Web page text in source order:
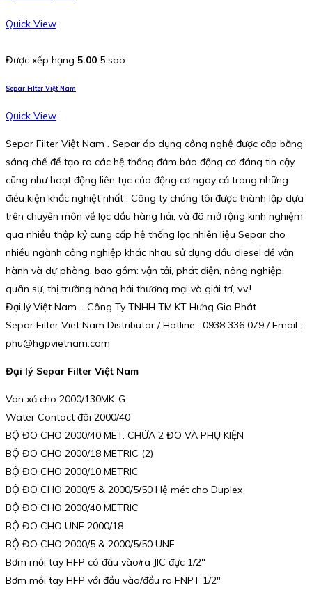
Quick View
Được xếp hạng 5.00 5 sao
Separ Filter Việt Nam
Quick View
Separ Filter Việt Nam . Separ áp dụng công nghệ được cấp bằng
sáng chế để tạo ra các hệ thống đảm bảo động cơ đáng tin cậy,
cũng như hoạt động liên tục của động cơ ngay cả trong những
điều kiện khắc nghiệt nhất . Công ty chúng tôi được thành lập dựa
trên chuyên môn về lọc dầu hàng hải, và đã mở rộng kinh nghiệm
qua nhiều thập kỷ cung cấp hệ thống lọc nhiên liệu Separ cho
nhiều ngành công nghiệp khác nhau sử dụng dầu diesel để vận
hành và dự phòng, bao gồm: vận tải, phát điện, nông nghiệp,
quân sự, thị trường hàng hải thương mại và giải trí, v.v.!
Đại lý Việt Nam – Công Ty TNHH TM KT Hưng Gia Phát
Separ Filter Viet Nam Distributor / Hotline : 0938 336 079 / Email :
phu@hgpvietnam.com
Đại lý Separ Filter Việt Nam
Van xả cho 2000/130MK-G
Water Contact đôi 2000/40
BỘ ĐO CHO 2000/40 MET. CHỨA 2 ĐO VÀ PHỤ KIỆN
BỘ ĐO CHO 2000/18 METRIC (2)
BỘ ĐO CHO 2000/10 METRIC
BỘ ĐO CHO 2000/5 & 2000/5/50 Hệ mét cho Duplex
BỘ ĐO CHO 2000/40 METRIC
BỘ ĐO CHO UNF 2000/18
BỘ ĐO CHO 2000/5 & 2000/5/50 UNF
Bơm mồi tay HFP có đầu vào/ra JIC đực 1/2″
Bơm mồi tay HFP với đầu vào/đầu ra FNPT 1/2″